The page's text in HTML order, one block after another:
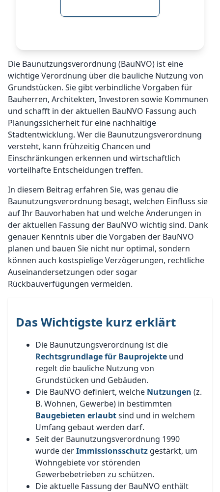
Die Baunutzungsverordnung (BauNVO) ist eine
wichtige Verordnung über die bauliche Nutzung von
Grundstücken. Sie gibt verbindliche Vorgaben für
Bauherren, Architekten, Investoren sowie Kommunen
und schafft in der aktuellen BauNVO Fassung auch
Planungssicherheit für eine nachhaltige
Stadtentwicklung. Wer die Baunutzungsverordnung
versteht, kann frühzeitig Chancen und
Einschränkungen erkennen und wirtschaftlich
vorteilhafte Entscheidungen treffen.
In diesem Beitrag erfahren Sie, was genau die
Baunutzungsverordnung besagt, welchen Einfluss sie
auf Ihr Bauvorhaben hat und welche Änderungen in
der aktuellen Fassung der BauNVO wichtig sind. Dank
genauer Kenntnis über die Vorgaben der BauNVO
planen und bauen Sie nicht nur optimal, sondern
können auch kostspielige Verzögerungen, rechtliche
Auseinandersetzungen oder sogar
Rückbauverfügungen vermeiden.
Das Wichtigste kurz erklärt
Die Baunutzungsverordnung ist die
Rechtsgrundlage für Bauprojekte und
regelt die bauliche Nutzung von
Grundstücken und Gebäuden.
Die BauNVO definiert, welche Nutzungen (z.
B. Wohnen, Gewerbe) in bestimmten
Baugebieten erlaubtsind und in welchem
Umfang gebaut werden darf.
Seit der Baunutzungsverordnung 1990
wurde derImmissionsschutz gestärkt, um
Wohngebiete vor störenden
Gewerbebetrieben zu schützen.
Die aktuelle Fassung der BauNVO enthält